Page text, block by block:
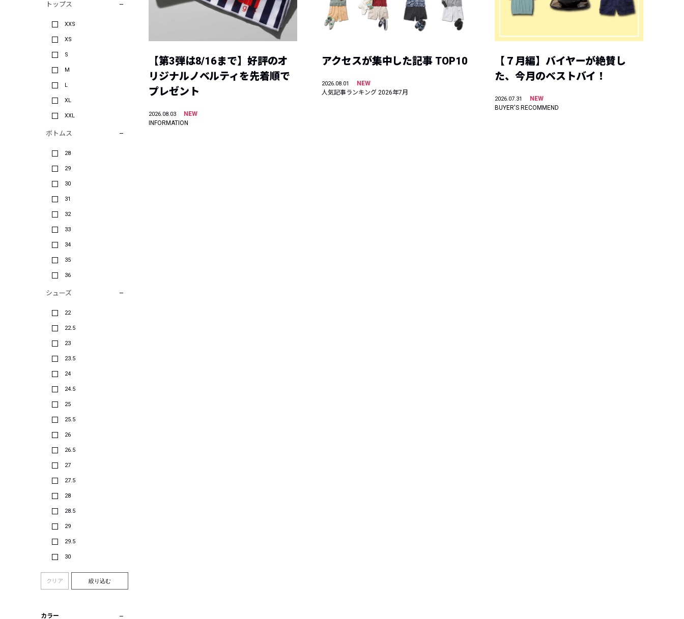
トップス
XXS
XS
S
M
L
XL
XXL
ボトムス
28
29
30
31
32
33
34
35
36
シューズ
22
22.5
23
23.5
24
24.5
25
25.5
26
26.5
27
27.5
28
28.5
29
29.5
30
クリア 絞り込む
カラー
【第3弾は8/16まで】好評のオ
リジナルノベルティを先着順で
プレゼント
2026.08.03
NEW
INFORMATION
アクセスが集中した記事 TOP10
2026.08.01
NEW
人気記事ランキング 2026年7月
【７月編】バイヤーが絶賛し
た、今月のベストバイ！
2026.07.31
NEW
BUYER'S RECOMMEND